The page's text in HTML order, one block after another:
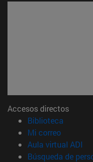
Accesos directos
Biblioteca
Mi correo(abre en
Aula virtual ADI
Búsqueda de